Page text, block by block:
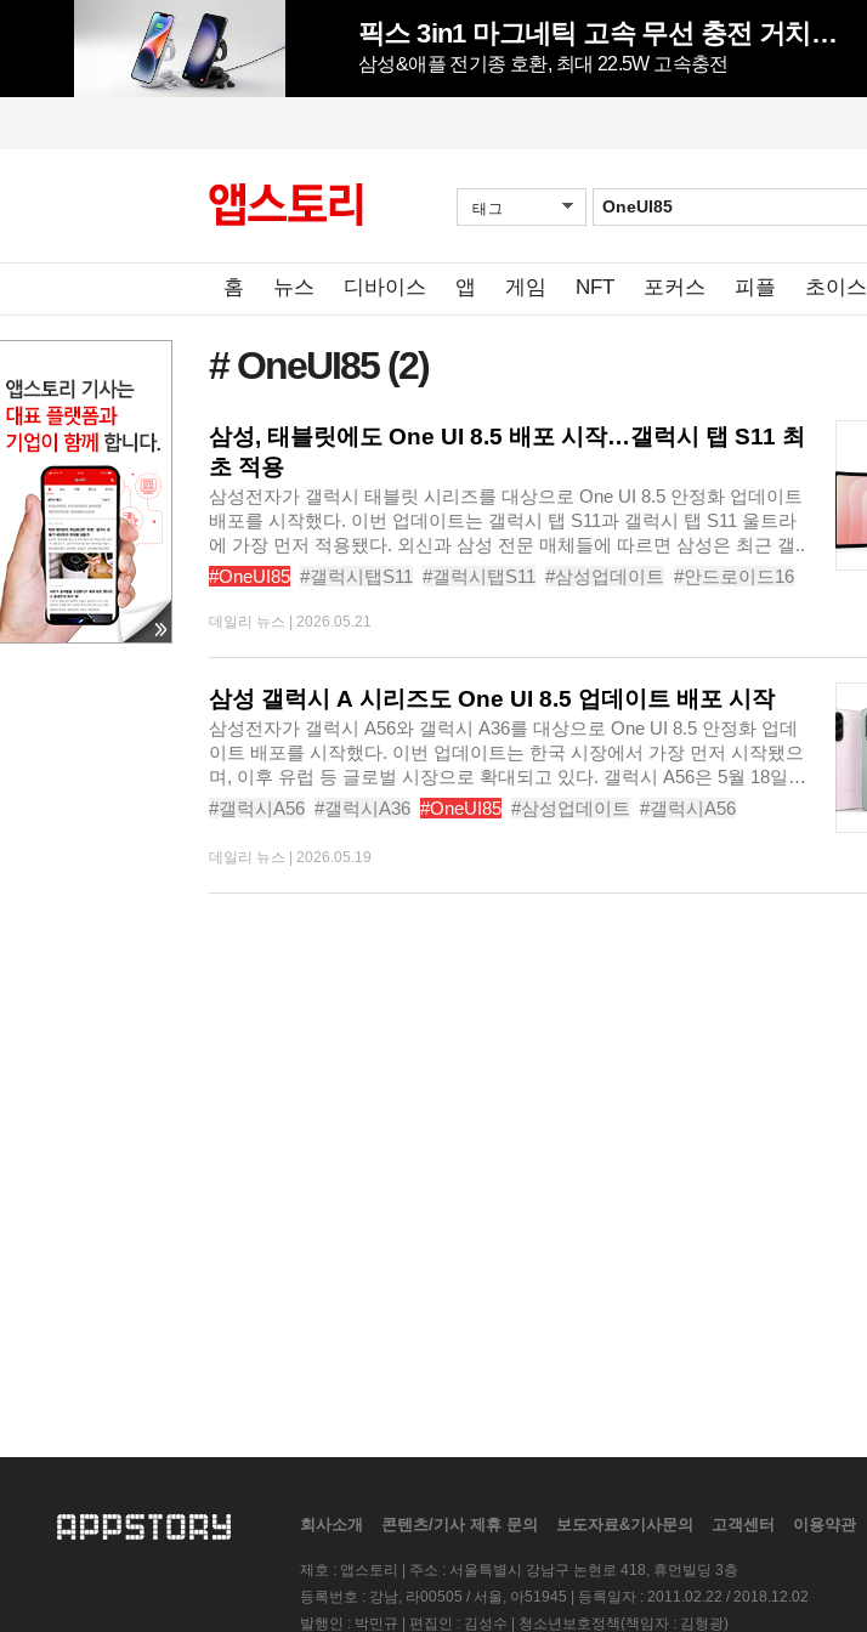
픽스 3in1 마그네틱 고속 무선 충전 거치대 XWC-502
삼성&애플 전기종 호환, 최대 22.5W 고속충전
태그
홈 뉴스 디바이스 앱 게임 NFT 포커스 피플 초이스
# OneUI85(2)
삼성, 태블릿에도 One UI 8.5 배포 시작…갤럭시 탭 S11 최
초 적용
삼성전자가 갤럭시 태블릿 시리즈를 대상으로 One UI 8.5 안정화 업데이트
배포를 시작했다. 이번 업데이트는 갤럭시 탭 S11과 갤럭시 탭 S11 울트라
에 가장 먼저 적용됐다. 외신과 삼성 전문 매체들에 따르면 삼성은 최근 갤..
#OneUI85 #갤럭시탭S11 #갤럭시탭S11 #삼성업데이트 #안드로이드16
데일리 뉴스 | 2026.05.21
삼성 갤럭시 A 시리즈도 One UI 8.5 업데이트 배포 시작
삼성전자가 갤럭시 A56와 갤럭시 A36를 대상으로 One UI 8.5 안정화 업데
이트 배포를 시작했다. 이번 업데이트는 한국 시장에서 가장 먼저 시작됐으
며, 이후 유럽 등 글로벌 시장으로 확대되고 있다. 갤럭시 A56은 5월 18일
부..
#갤럭시A56 #갤럭시A36 #OneUI85 #삼성업데이트 #갤럭시A56
데일리 뉴스 | 2026.05.19
회사소개 콘텐츠/기사 제휴 문의 보도자료&기사문의 고객센터 이용약관
제호 : 앱스토리 | 주소 : 서울특별시 강남구 논현로 418, 휴먼빌딩 3층
등록번호 : 강남, 라00505 / 서울, 아51945 | 등록일자 : 2011.02.22 / 2018.12.02
발행인 : 박민규 | 편집인 : 김성수 | 청소년보호정책(책임자 : 김형광)